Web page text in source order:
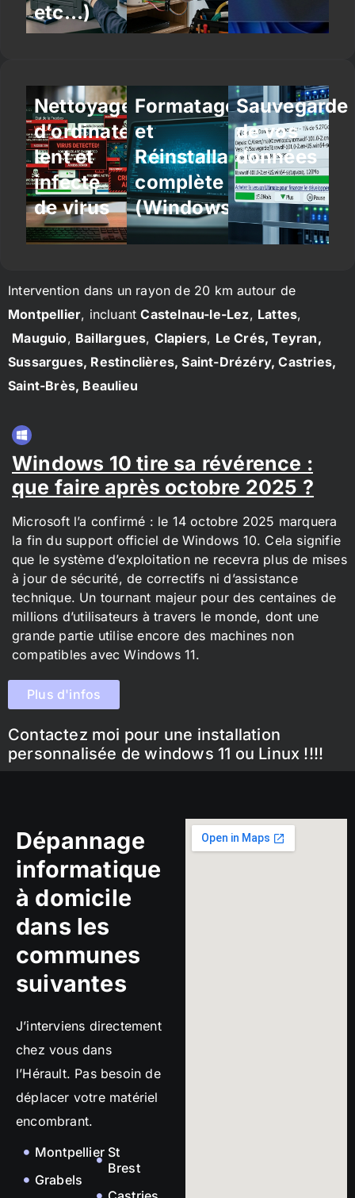
etc…)
Nettoyage
d’ordinateur
lent et
infecté
de virus
Formatage
et
Réinstallation
complète
(Windows/Linux)
Sauvegarde
de vos
données
Intervention dans un rayon de 20 km autour de
Montpellier, incluantCastelnau-le-Lez, Lattes,
Mauguio, Baillargues, Clapiers, Le Crés, Teyran,
Sussargues, Restinclières, Saint-Drézéry, Castries,
Saint-Brès, Beaulieu
Windows 10 tire sa révérence :
que faire après octobre 2025 ?
Microsoft l’a confirmé : le 14 octobre 2025 marquera
la fin du support officiel de Windows 10. Cela signifie
que le système d’exploitation ne recevra plus de mises
à jour de sécurité, de correctifs ni d’assistance
technique. Un tournant majeur pour des centaines de
millions d’utilisateurs à travers le monde, dont une
grande partie utilise encore des machines non
compatibles avec Windows 11.
Plus d'infos
Contactez moi pour une installation
personnalisée de windows 11 ou Linux !!!!
Dépannage
informatique
à domicile
dans les
communes
suivantes
J’interviens directement
chez vous dans
l’Hérault. Pas besoin de
déplacer votre matériel
encombrant.
Montpellier
Grabels
St
Brest